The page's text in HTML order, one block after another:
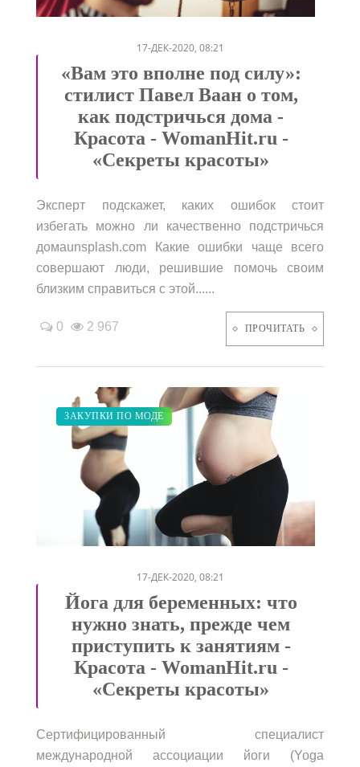
/// /
17-ДЕК-2020, 08:21
«Вам это вполне под силу»:
стилист Павел Ваан о том,
как подстричься дома -
Красота - WomanHit.ru -
«Секреты красоты»
Эксперт подскажет, каких ошибок стоит
избегать можно ли качественно подстричься
домаunsplash.com Какие ошибки чаще всего
совершают люди, решившие помочь своим
близким справиться с этой......
0 2 967 ПРОЧИТАТЬ
ДИЕТА
СВАДЬБА
ПОКАЗЫ
КРАСОТА
ЗАКУПКИ ПО МОДЕ
17-ДЕК-2020, 08:21
Йога для беременных: что
нужно знать, прежде чем
приступить к занятиям -
Красота - WomanHit.ru -
«Секреты красоты»
Сертифицированный специалист
международной ассоциации йоги (Yoga